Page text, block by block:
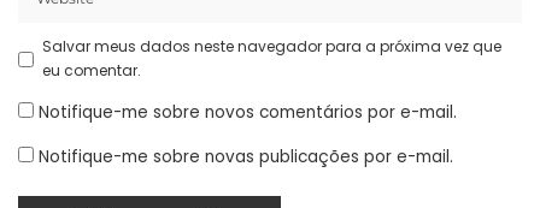
Salvar meus dados neste navegador para a próxima vez que
eu comentar.
Notifique-me sobre novos comentários por e-mail.
Notifique-me sobre novas publicações por e-mail.